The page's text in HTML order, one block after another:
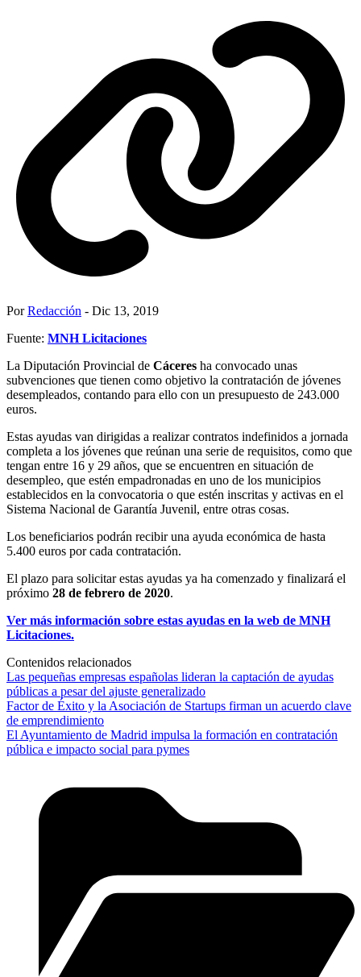
PorRedacción - Dic 13, 2019
Fuente: MNH Licitaciones
La Diputación Provincial de Cáceres ha convocado unas
subvenciones que tienen como objetivo la contratación de jóvenes
desempleados, contando para ello con un presupuesto de 243.000
euros.
Estas ayudas van dirigidas a realizar contratos indefinidos a jornada
completa a los jóvenes que reúnan una serie de requisitos, como que
tengan entre 16 y 29 años, que se encuentren en situación de
desempleo, que estén empadronadas en uno de los municipios
establecidos en la convocatoria o que estén inscritas y activas en el
Sistema Nacional de Garantía Juvenil, entre otras cosas.
Los beneficiarios podrán recibir una ayuda económica de hasta
5.400 euros por cada contratación.
El plazo para solicitar estas ayudas ya ha comenzado y finalizará el
próximo 28 de febrero de 2020.
Ver más información sobre estas ayudas en la web de MNH
Licitaciones.
Contenidos relacionados
Las pequeñas empresas españolas lideran la captación de ayudas
públicas a pesar del ajuste generalizado
Factor de Éxito y la Asociación de Startups firman un acuerdo clave
de emprendimiento
El Ayuntamiento de Madrid impulsa la formación en contratación
pública e impacto social para pymes